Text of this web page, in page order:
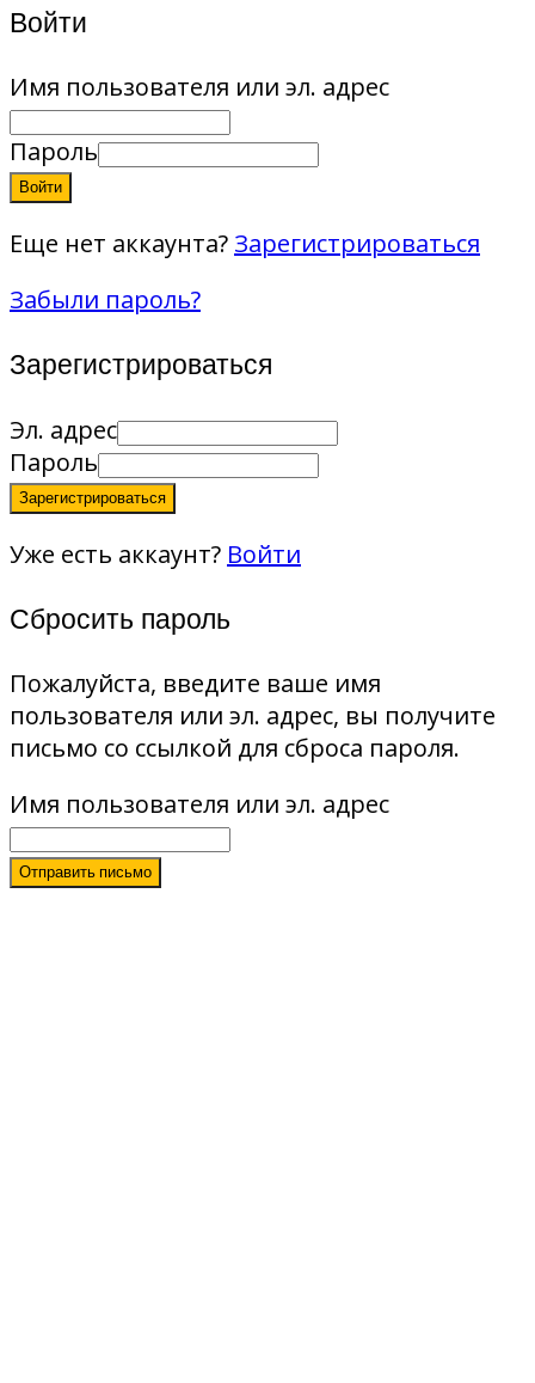
Войти
Имя пользователя или эл. адрес
Пароль
Войти
Еще нет аккаунта? Зарегистрироваться
Забыли пароль?
Зарегистрироваться
Эл. адрес
Пароль
Зарегистрироваться
Уже есть аккаунт? Войти
Сбросить пароль
Пожалуйста, введите ваше имя
пользователя или эл. адрес, вы получите
письмо со ссылкой для сброса пароля.
Имя пользователя или эл. адрес
Отправить письмо